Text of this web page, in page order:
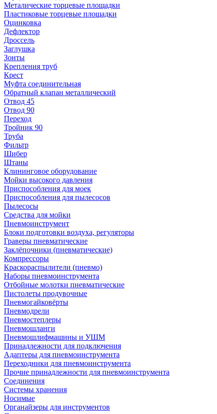
Металические торцевые площадки
Пластиковые торцевые площадки
Оцинковка
Дефлектор
Дроссель
Заглушка
Зонты
Крепления труб
Крест
Муфта соединительная
Обратный клапан металлический
Отвод 45
Отвод 90
Переход
Тройник 90
Труба
Фильтр
Шибер
Штаны
Клининговое оборудование
Мойки высокого давления
Приспособления для моек
Приспособления для пылесосов
Пылесосы
Средства для мойки
Пневмоинструмент
Блоки подготовки воздуха, регуляторы
Граверы пневматические
Заклёпочники (пневматические)
Компрессоры
Краскораспылители (пневмо)
Наборы пневмоинструмента
Отбойные молотки пневматические
Пистолеты продувочные
Пневмогайковёрты
Пневмодрели
Пневмостеплеры
Пневмошланги
Пневмошлифмашины и УШМ
Принадлежности для подключения
Адаптеры для пневмоинструмента
Переходники для пневмоинструмента
Прочие принадлежности для пневмоинструмента
Соединения
Системы хранения
Носимые
Органайзеры для инструментов